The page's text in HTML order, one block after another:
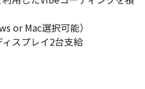
or Mac選択可能）
ィスプレイ2台支給